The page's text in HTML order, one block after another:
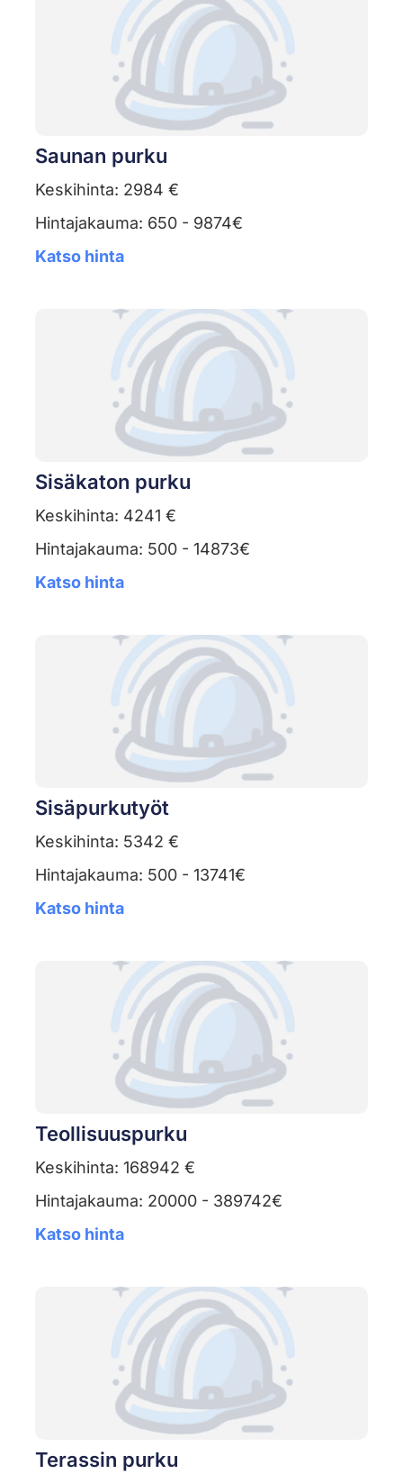
Saunan purku
Keskihinta: 2984 €
Hintajakauma: 650 - 9874€
Katso hinta
Sisäkaton purku
Keskihinta: 4241 €
Hintajakauma: 500 - 14873€
Katso hinta
Sisäpurkutyöt
Keskihinta: 5342 €
Hintajakauma: 500 - 13741€
Katso hinta
Teollisuuspurku
Keskihinta: 168942 €
Hintajakauma: 20000 - 389742€
Katso hinta
Terassin purku